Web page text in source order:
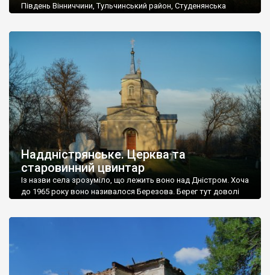
Південь Вінниччини, Тульчинський район, Студенянська
старовинний цвинтар із кам’яними хрестами. Всі епітафії, які
збереглися, написані кирилицею, церковнослов’янською
мовою. За всіма традиційними ознаками – цвинтар
український. Хрести датуються 19 століттям. У 1924-1940
роках Болган […]
Наддністрянське. Церква та
старовинний цвинтар
Із назви села зрозуміло, що лежить воно над Дністром. Хоча
до 1965 року воно називалося Березова. Берег тут доволі
Наддністрянське відрізняється від більшості навколишніх
сіл. У селі є мурована Михайлівська церква. Точної дати […]